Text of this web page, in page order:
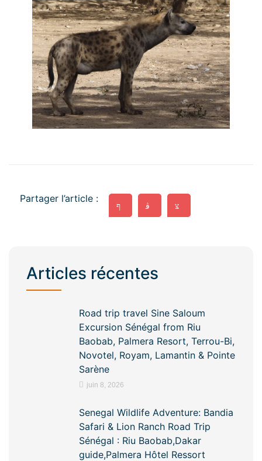
Partager l’article :
Articles récentes
Road trip travel Sine Saloum
Excursion Sénégal from Riu
Baobab, Palmera Resort, Terrou-Bi,
Novotel, Royam, Lamantin & Pointe
Sarène
juin 8, 2026
Senegal Wildlife Adventure: Bandia
Safari & Lion Ranch Road Trip
Sénégal : Riu Baobab,Dakar
guide,Palmera Hôtel Ressort